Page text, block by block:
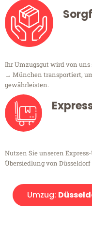
Ihr Umzugsgut wird von
→ München transportiert,
gewährleisten.
Nutzen Sie unseren
Übersiedlung von
Umzug: